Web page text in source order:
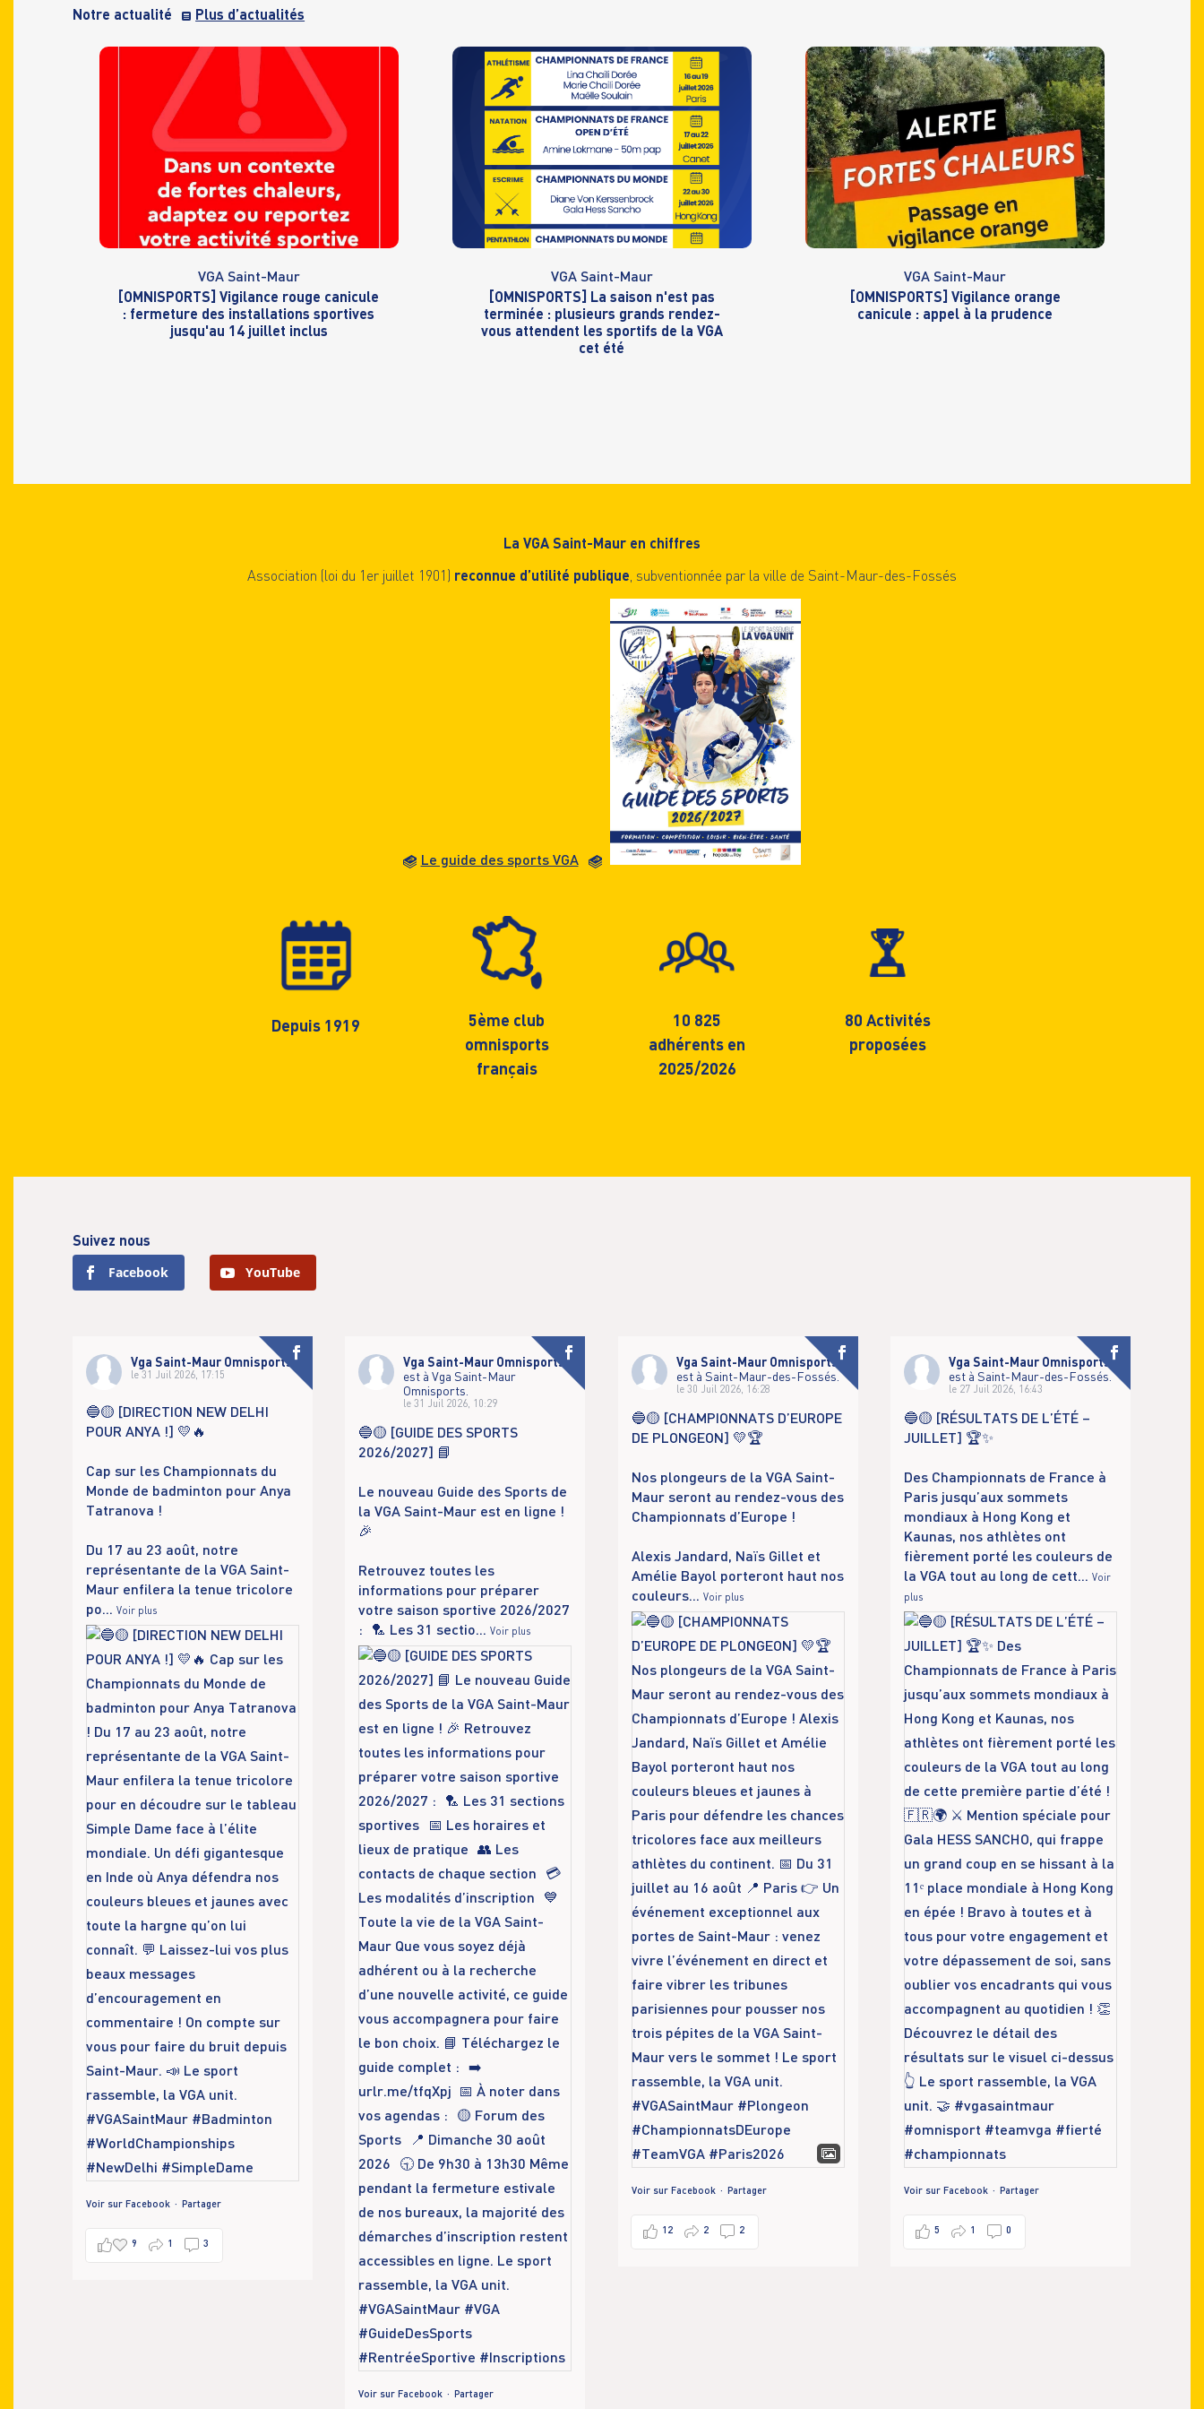
Notre actualité Plus d’actualités
VGA Saint-Maur
[OMNISPORTS] Vigilance rouge canicule
: fermeture des installations sportives
jusqu'au 14 juillet inclus
VGA Saint-Maur
[OMNISPORTS] La saison n'est pas
terminée : plusieurs grands rendez-
vous attendent les sportifs de la VGA
cet été
VGA Saint-Maur
[OMNISPORTS] Vigilance orange
canicule : appel à la prudence
La VGA Saint-Maur en chiffres
Association (loi du 1er juillet 1901) reconnue d’utilité publique, subventionnée par la ville de Saint-Maur-des-Fossés
Le guide des sports VGA
Depuis 1919
5ème club
omnisports
français
10 825
adhérents en
2025/2026
80 Activités
proposées
Suivez nous
Facebook YouTube
Vga Saint-Maur Omnisports
le 31 Juil 2026, 17:15
🔵🟡 [DIRECTION NEW DELHI
POUR ANYA !] 💛🔥
Cap sur les Championnats du
Monde de badminton pour Anya
Tatranova !
Du 17 au 23 août, notre
représentante de la VGA Saint-
Maur enfilera la tenue tricolore
po...Voir plus
Voir sur Facebook · Partager
9 1 3
Vga Saint-Maur Omnisports
est à Vga Saint-Maur
Omnisports.
le 31 Juil 2026, 10:29
🔵🟡 [GUIDE DES SPORTS
2026/2027] 📘
Le nouveau Guide des Sports de
la VGA Saint-Maur est en ligne !
🎉
Retrouvez toutes les
informations pour préparer
votre saison sportive 2026/2027
: 🏸 Les 31 sectio...Voir plus
Voir sur Facebook · Partager
Vga Saint-Maur Omnisports
est à Saint-Maur-des-Fossés.
le 30 Juil 2026, 16:28
🔵🟡 [CHAMPIONNATS D’EUROPE
DE PLONGEON] 💛🏆
Nos plongeurs de la VGA Saint-
Maur seront au rendez-vous des
Championnats d’Europe !
Alexis Jandard, Naïs Gillet et
Amélie Bayol porteront haut nos
couleurs...Voir plus
Voir sur Facebook · Partager
12 2 2
Vga Saint-Maur Omnisports
est à Saint-Maur-des-Fossés.
le 27 Juil 2026, 16:43
🔵🟡 [RÉSULTATS DE L’ÉTÉ –
JUILLET] 🏆✨
Des Championnats de France à
Paris jusqu’aux sommets
mondiaux à Hong Kong et
Kaunas, nos athlètes ont
fièrement porté les couleurs de
la VGA tout au long de cett...Voir
plus
Voir sur Facebook · Partager
5 1 0